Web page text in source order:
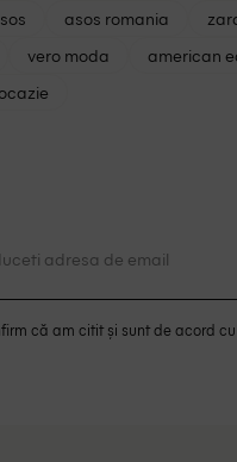
asos romania
vero moda american
că am citit și sunt de acord cu